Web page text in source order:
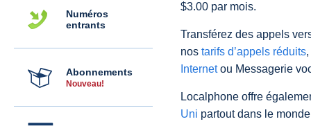
Numéros
entrants
Abonnements
Nouveau!
$3.00 par mois.
Transférez des appels
nos tarifs d’appels réduits
Internetou Messagerie
Localphone offre
Uni partout dans le